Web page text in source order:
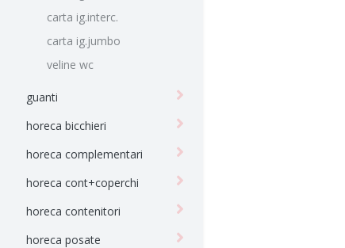
carta ig.interc.
carta ig.jumbo
veline wc
guanti
horeca bicchieri
horeca complementari
horeca cont+coperchi
horeca contenitori
horeca posate